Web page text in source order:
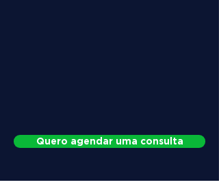
Quero agendar uma consulta